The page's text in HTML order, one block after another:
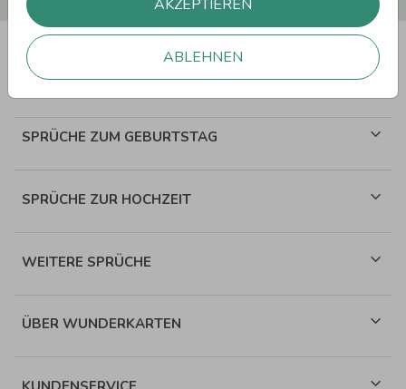
AKZEPTIEREN
ABLEHNEN
SPRÜCHE ZUM GEBURTSTAG
SPRÜCHE ZUR HOCHZEIT
WEITERE SPRÜCHE
ÜBER WUNDERKARTEN